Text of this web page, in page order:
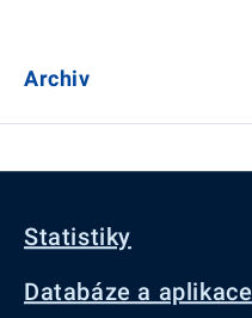
Archiv
Statistiky
Databáze a aplikace